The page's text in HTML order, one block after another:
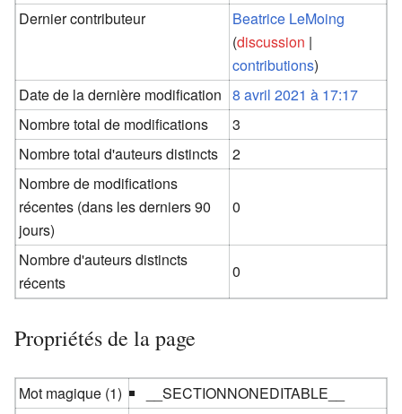
Dernier contributeur
Beatrice LeMoing
(discussion |
contributions)
Date de la dernière modification 8 avril 2021 à 17:17
Nombre total de modifications
3
Nombre total d'auteurs distincts
2
Nombre de modifications
récentes (dans les derniers 90
jours)
0
Nombre d'auteurs distincts
récents
0
Propriétés de la page
Mot magique (1)
__SECTIONNONEDITABLE__